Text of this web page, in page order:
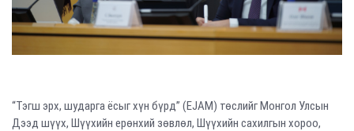
“Тэгш эрх, шударга ёсыг хүн бүрд” (EJAM) төслийг Монгол Улсын
Дээд шүүх, Шүүхийн ерөнхий зөвлөл, Шүүхийн сахилгын хороо,